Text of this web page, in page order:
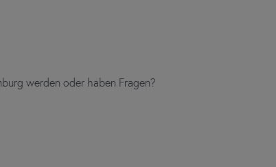
werden oder haben Fragen?